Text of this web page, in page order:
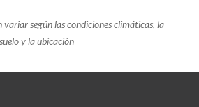
variar según las condiciones climáticas, la
y la ubicación